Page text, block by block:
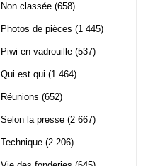
Non classée (658)
Photos de pièces (1 445)
Piwi en vadrouille (537)
Qui est qui (1 464)
Réunions (652)
Selon la presse (2 667)
Technique (2 206)